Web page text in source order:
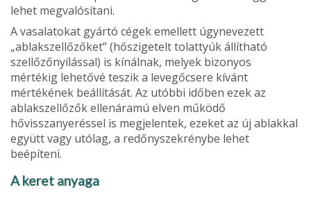
lehet megvalósítani.
A vasalatokat gyártó cégek emellett úgyneve­zett
„ablakszellőzőket” (hőszigetelt tolattyúk állít­ható
szellőzőnyílással) is kínálnak, melyek bizo­nyos
mértékig lehetővé teszik a levegőcsere kí­vánt
mértékének beállítását. Az utóbbi időben ezek az
ablakszellőzők ellenáramú elven működő
hővisszanyeréssel is megjelentek, ezeket az új ablakkal
együtt vagy utólag, a redőnyszekrénybe lehet
beépíteni.
A keret anyaga